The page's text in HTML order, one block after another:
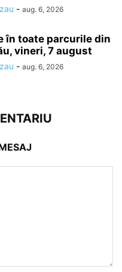
- aug. 6, 2026
în toate parcurile din
vineri, 7 august
- aug. 6, 2026